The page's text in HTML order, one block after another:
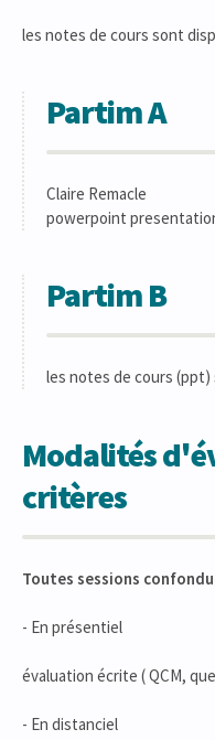
les notes de cours sont
Partim A
Claire Remacle
powerpoint
Partim B
les notes de cours (ppt)
Modalités
critères
Toutes sessions
- En présentiel
évaluation écrite ( QCM,
- En distanciel